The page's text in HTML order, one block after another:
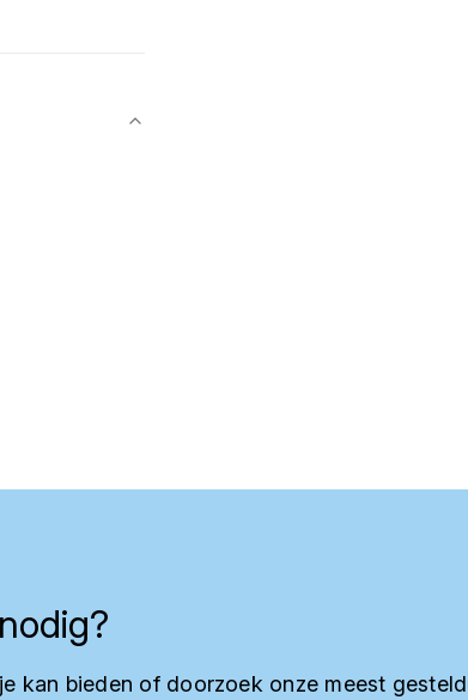
kan bieden of doorzoek onze meest